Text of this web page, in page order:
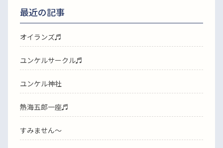
最近の記事
オイランズ♬
ユンケルサークル♬
ユンケル神社
熱海五郎一座♬
すみません〜